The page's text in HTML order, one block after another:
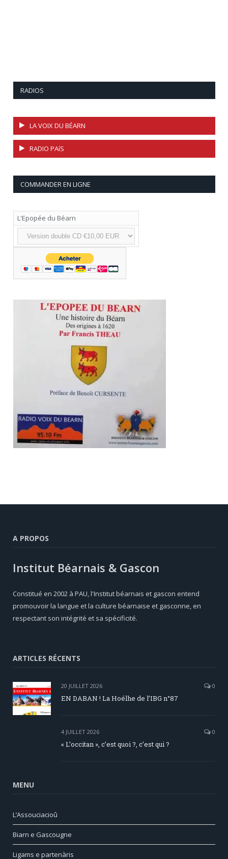
RADIOS
LA VOIX DU BÉARN
RADIO PAíS
COMMANDER EN LIGNE
L'Epopée du Béarn
A PROPOS
Institut Béarnais & Gascon
Constitué en 2002 à PAU, l'Institut béarnais et gascon entend
promouvoir la langue et la culture béarnaise et gasconne, en
respectant son intégrité et sa spécificité.
ARTICLES RÉCENTS
20 JUILLET 2026 0
EN DABAN ! La Hoélhe de l’IBG n°87
4 JUILLET 2026 0
« L’occitan », c’est quoi ?, c’est qui ?
MENU
L’Assouciacioû
Biarn e Gascougne
Ligams e partenàris